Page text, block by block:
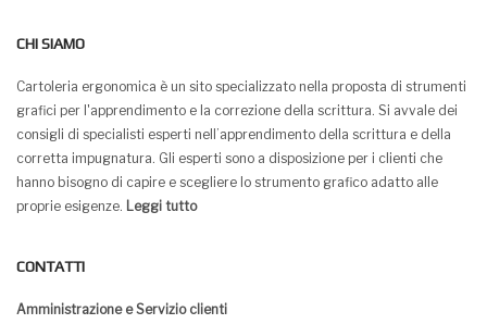
CHI SIAMO
Cartoleria ergonomica è un sito specializzato nella proposta di strumenti
grafici per l'apprendimento e la correzione della scrittura. Si avvale dei
consigli di specialisti esperti nell’apprendimento della scrittura e della
corretta impugnatura. Gli esperti sono a disposizione per i clienti che
hanno bisogno di capire e scegliere lo strumento grafico adatto alle
proprie esigenze. Leggi tutto
CONTATTI
Amministrazione e Servizio clienti